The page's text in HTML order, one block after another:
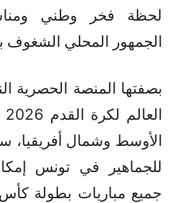
لحظة فخر وطني
الجمهور المحلي الشغوف
بصفتها المنصة الحصرية
للجماهير في تونس